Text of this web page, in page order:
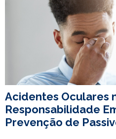
Acidentes Oculares
Responsabilidade
Prevenção de